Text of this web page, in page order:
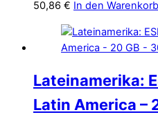
50,86 € In den Warenkorb
Lateinamerika:
Latin America –